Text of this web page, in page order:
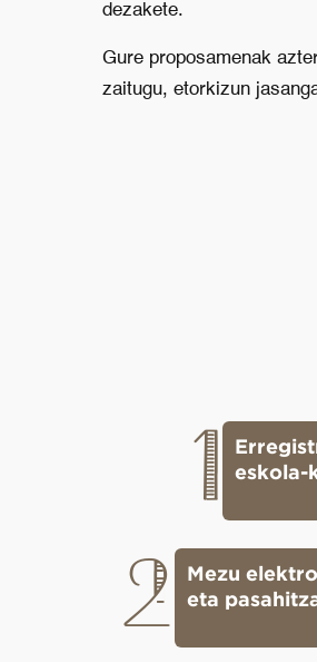
dezakete.
Gure proposamenak
zaitugu, etorkizun
1
eskola-
2
Mezu
eta